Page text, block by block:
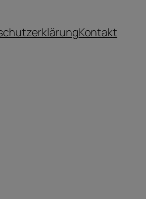
Kontakt